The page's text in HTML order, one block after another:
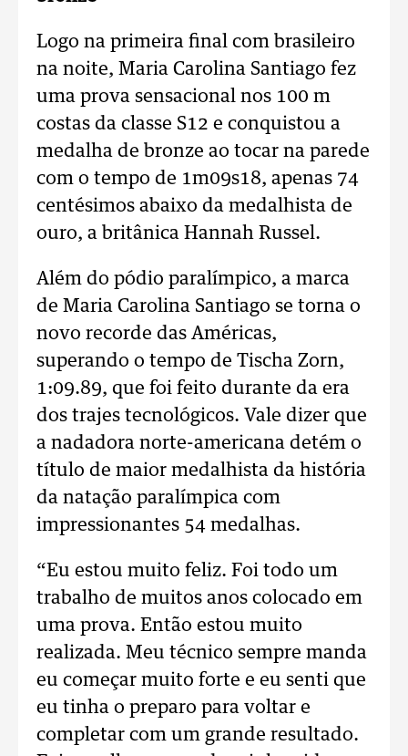
Logo na primeira final com brasileiro
na noite, Maria Carolina Santiago fez
uma prova sensacional nos 100 m
costas da classe S12 e conquistou a
medalha de bronze ao tocar na parede
com o tempo de 1m09s18, apenas 74
centésimos abaixo da medalhista de
ouro, a britânica Hannah Russel.
Além do pódio paralímpico, a marca
de Maria Carolina Santiago se torna o
novo recorde das Américas,
superando o tempo de Tischa Zorn,
1:09.89, que foi feito durante da era
dos trajes tecnológicos. Vale dizer que
a nadadora norte-americana detém o
título de maior medalhista da história
da natação paralímpica com
impressionantes 54 medalhas.
“Eu estou muito feliz. Foi todo um
trabalho de muitos anos colocado em
uma prova. Então estou muito
realizada. Meu técnico sempre manda
eu começar muito forte e eu senti que
eu tinha o preparo para voltar e
completar com um grande resultado.